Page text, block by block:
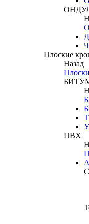
Плоские
Назад
ПВХ